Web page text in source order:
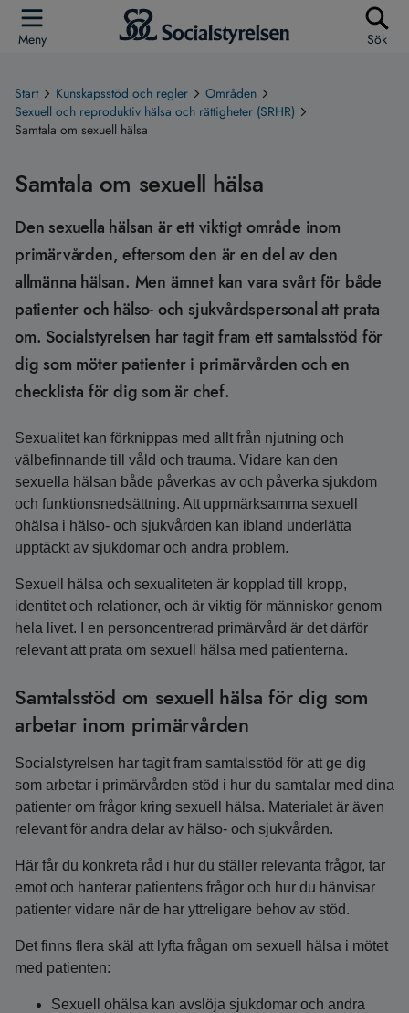
Meny Sök
Start Kunskapsstöd och regler
Områden
Sexuell och reproduktiv hälsa och rättigheter (SRHR)
Samtala om sexuell hälsa
Samtala om sexuell hälsa
Den sexuella hälsan är ett viktigt område inom
primärvården, eftersom den är en del av den
allmänna hälsan. Men ämnet kan vara svårt för både
patienter och hälso- och sjukvårdspersonal att prata
om. Socialstyrelsen har tagit fram ett samtalsstöd för
dig som möter patienter i primärvården och en
checklista för dig som är chef.
Sexualitet kan förknippas med allt från njutning och
välbefinnande till våld och trauma. Vidare kan den
sexuella hälsan både påverkas av och påverka sjukdom
och funktionsnedsättning. Att uppmärksamma sexuell
ohälsa i hälso- och sjukvården kan ibland underlätta
upptäckt av sjukdomar och andra problem.
Sexuell hälsa och sexualiteten är kopplad till kropp,
identitet och relationer, och är viktig för människor genom
hela livet. I en personcentrerad primärvård är det därför
relevant att prata om sexuell hälsa med patienterna.
Samtalsstöd om sexuell hälsa för dig som
arbetar inom primärvården
Socialstyrelsen har tagit fram samtalsstöd för att ge dig
som arbetar i primärvården stöd i hur du samtalar med dina
patienter om frågor kring sexuell hälsa. Materialet är även
relevant för andra delar av hälso- och sjukvården.
Här får du konkreta råd i hur du ställer relevanta frågor, tar
emot och hanterar patientens frågor och hur du hänvisar
patienter vidare när de har yttreligare behov av stöd.
Det finns flera skäl att lyfta frågan om sexuell hälsa i mötet
med patienten:
Sexuell ohälsa kan avslöja sjukdomar och andra